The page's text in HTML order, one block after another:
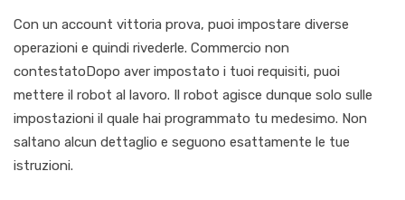
Con un account vittoria prova, puoi impostare diverse
operazioni e quindi rivederle. Commercio non
contestatoDopo aver impostato i tuoi requisiti, puoi
mettere il robot al lavoro. Il robot agisce dunque solo sulle
impostazioni il quale hai programmato tu medesimo. Non
saltano alcun dettaglio e seguono esattamente le tue
istruzioni.